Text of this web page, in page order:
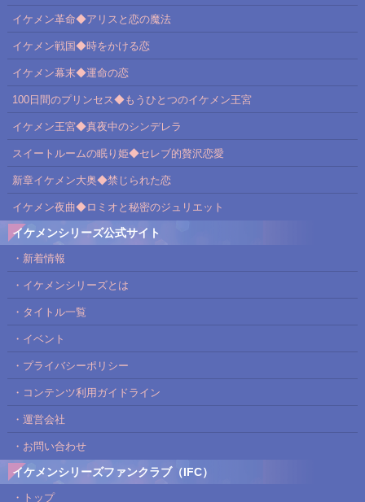
イケメン革命◆アリスと恋の魔法
イケメン戦国◆時をかける恋
イケメン幕末◆運命の恋
100日間のプリンセス◆もうひとつのイケメン王宮
イケメン王宮◆真夜中のシンデレラ
スイートルームの眠り姫◆セレブ的贅沢恋愛
新章イケメン大奥◆禁じられた恋
イケメン夜曲◆ロミオと秘密のジュリエット
イケメンシリーズ公式サイト
・新着情報
・イケメンシリーズとは
・タイトル一覧
・イベント
・プライバシーポリシー
・コンテンツ利用ガイドライン
・運営会社
・お問い合わせ
イケメンシリーズファンクラブ（IFC）
・トップ